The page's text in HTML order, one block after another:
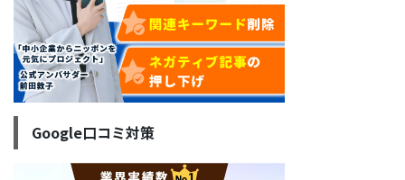
Google口コミ対策